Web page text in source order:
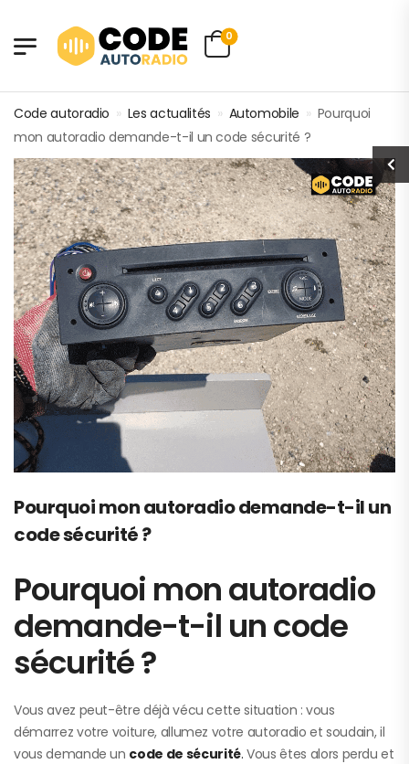
0
Code autoradio » Les actualités » Automobile » Pourquoi
mon autoradio demande-t-il un code sécurité ?
Pourquoi mon autoradio demande-t-il un
code sécurité ?
Pourquoi mon autoradio
demande-t-il un code
sécurité ?
Vous avez peut-être déjà vécu cette situation : vous
démarrez votre voiture, allumez votre autoradio et soudain, il
vous demande un code de sécurité. Vous êtes alors perdu et